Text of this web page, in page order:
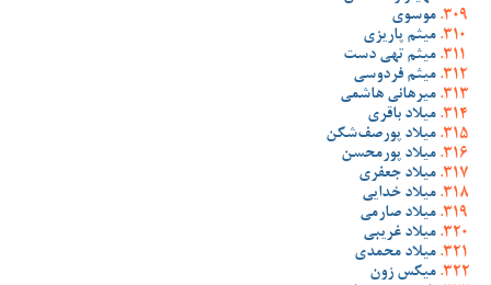
موسوی
میثم پاریزی
میثم تهی دست
میثم فردوسی
میرهانی هاشمی
میلاد باقری
میلاد پورصف‌شکن
میلاد پورمحسن
میلاد جعفری
میلاد خدایی
میلاد صارمی
میلاد غریبی
میلاد محمدی
میکس زون